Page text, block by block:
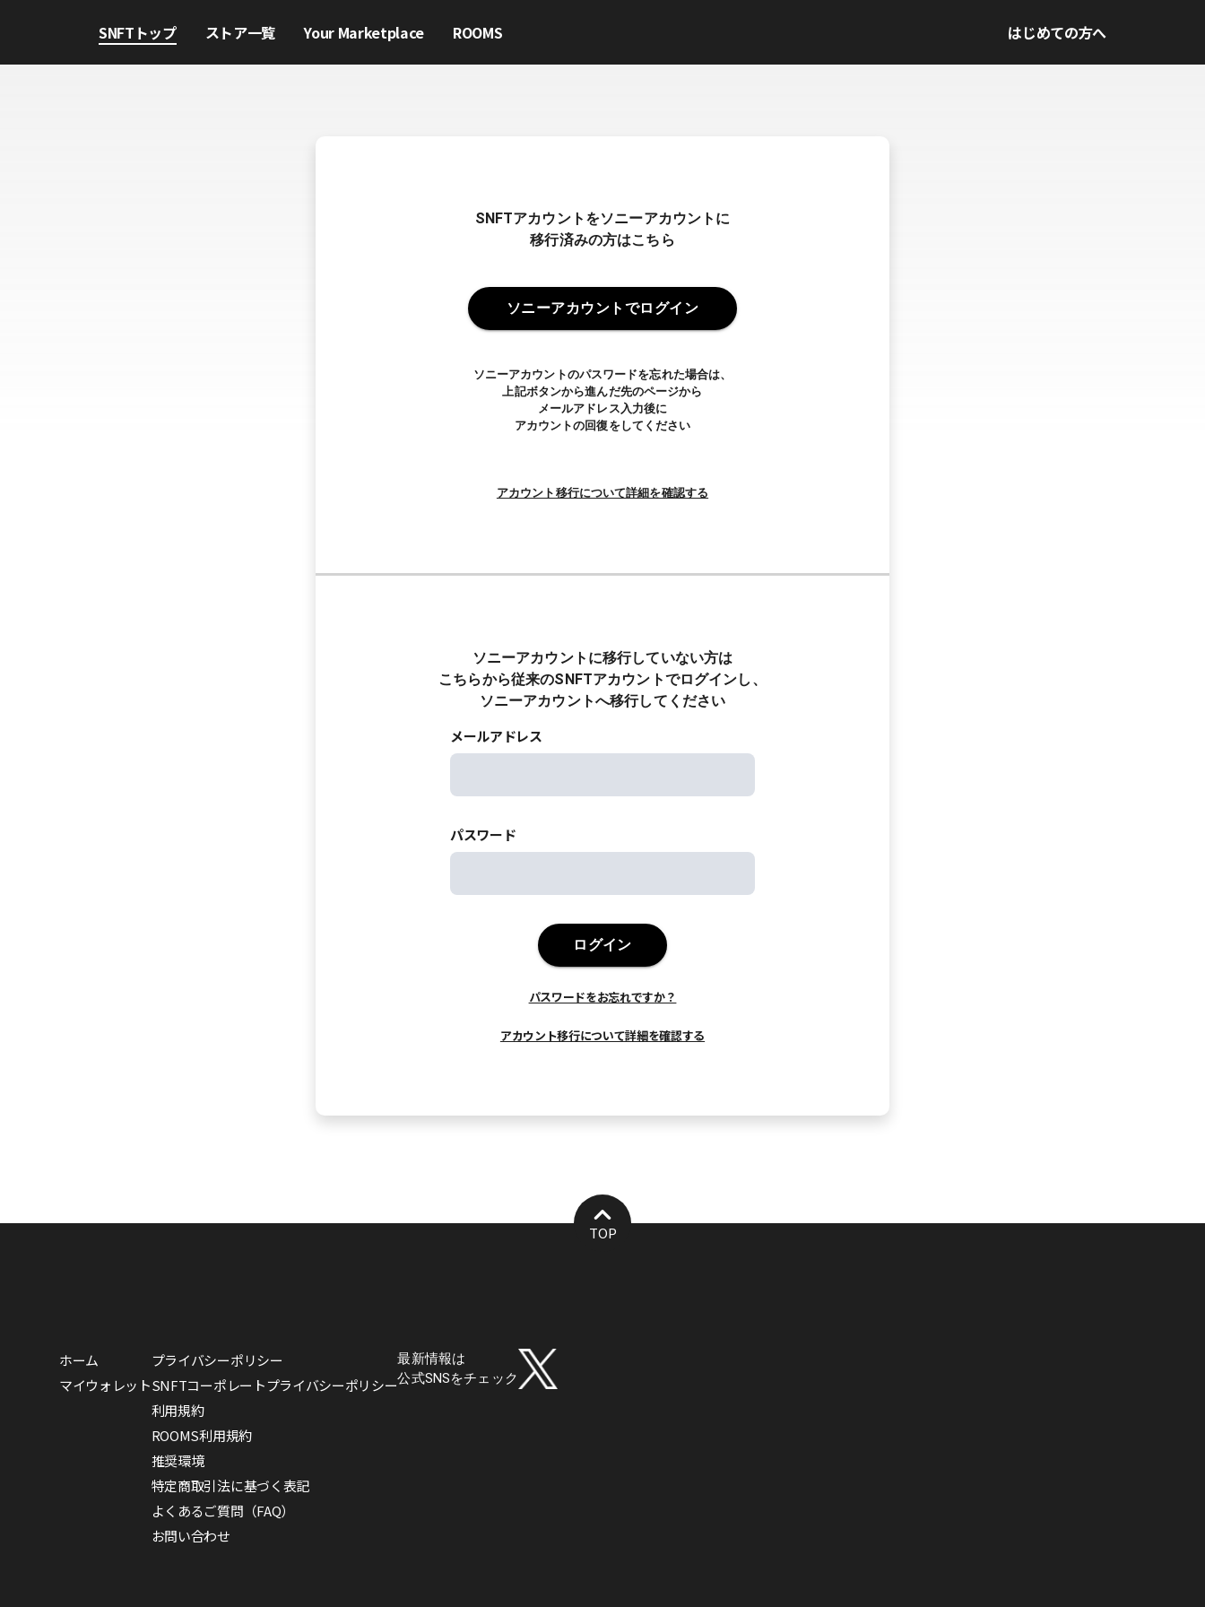
SNFTトップ ストア一覧 Your Marketplace ROOMS はじめての方へ
SNFTアカウントをソニーアカウントに
移行済みの方はこちら
ソニーアカウントでログイン
ソニーアカウントのパスワードを忘れた場合は、
上記ボタンから進んだ先のページから
メールアドレス入力後に
アカウントの回復をしてください
アカウント移行について詳細を確認する
ソニーアカウントに移行していない方は
こちらから従来のSNFTアカウントでログインし、
ソニーアカウントへ移行してください
メールアドレス
パスワード
ログイン
パスワードをお忘れですか？
アカウント移行について詳細を確認する
TOP
ホーム
マイウォレット
プライバシーポリシー
SNFTコーポレートプライバシーポリシー
利用規約
ROOMS利用規約
推奨環境
特定商取引法に基づく表記
よくあるご質問（FAQ）
お問い合わせ
最新情報は
公式SNSをチェック